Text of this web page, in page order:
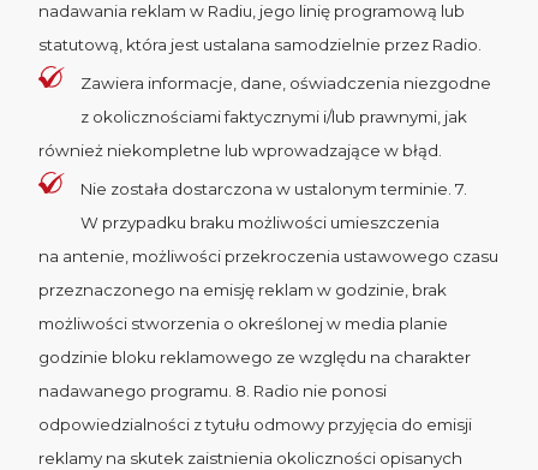
nadawania reklam w Radiu, jego linię programową lub
statutową, która jest ustalana samodzielnie przez Radio.
Zawiera informacje, dane, oświadczenia niezgodne
z okolicznościami faktycznymi i/lub prawnymi, jak
również niekompletne lub wprowadzające w błąd.
Nie została dostarczona w ustalonym terminie. 7.
W przypadku braku możliwości umieszczenia
na antenie, możliwości przekroczenia ustawowego czasu
przeznaczonego na emisję reklam w godzinie, brak
możliwości stworzenia o określonej w media planie
godzinie bloku reklamowego ze względu na charakter
nadawanego programu. 8. Radio nie ponosi
odpowiedzialności z tytułu odmowy przyjęcia do emisji
reklamy na skutek zaistnienia okoliczności opisanych